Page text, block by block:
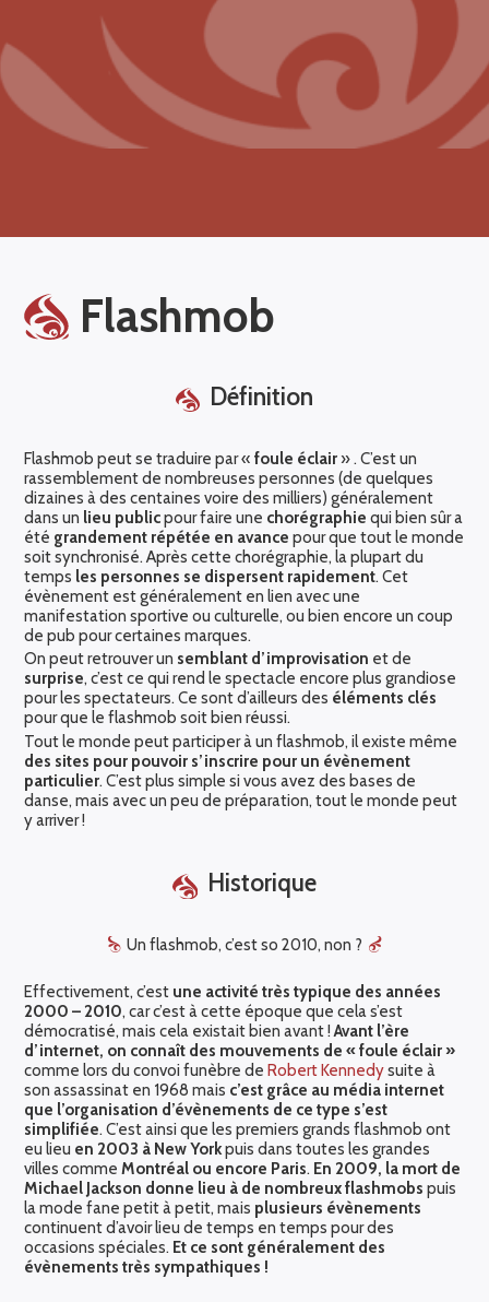
Flashmob
Définition
Flashmob peut se traduire par «foule éclair » . C’est un
rassemblement de nombreuses personnes (de quelques
dizaines à des centaines voire des milliers) généralement
dans un lieu publicpour faire une chorégraphie qui bien sûr a
été grandement répétée en avancepour que tout le monde
soit synchronisé. Après cette chorégraphie, la plupart du
temps les personnes se dispersent rapidement. Cet
évènement est généralement en lien avec une
manifestation sportive ou culturelle, ou bien encore un coup
de pub pour certaines marques.
On peut retrouver un semblant d’improvisation et de
surprise, c’est ce qui rend le spectacle encore plus grandiose
pour les spectateurs. Ce sont d’ailleurs des éléments clés
pour que le flashmob soit bien réussi.
Tout le monde peut participer à un flashmob, il existe même
des sites pour pouvoir s’inscrire pour un évènement
particulier. C’est plus simple si vous avez des bases de
danse, mais avec un peu de préparation, tout le monde peut
y arriver !
Historique
Un flashmob, c’est so 2010, non ?
Effectivement, c’est une activité très typique des années
2000 – 2010, car c’est à cette époque que cela s’est
démocratisé, mais cela existait bien avant !Avant l’ère
d’internet, on connaît des mouvements de « foule éclair »
comme lors du convoi funèbre deRobert Kennedysuite à
son assassinat en 1968 mais c’est grâce au média internet
que l’organisation d’évènements de ce type s’est
simplifiée. C’est ainsi que les premiers grands flashmob ont
eu lieu en 2003 à New Yorkpuis dans toutes les grandes
villes commeMontréal ou encore Paris. En 2009, la mort de
Michael Jackson donne lieu à de nombreux flashmobs puis
la mode fane petit à petit, mais plusieurs évènements
continuent d’avoir lieu de temps en temps pour des
occasions spéciales. Et ce sont généralement des
évènements très sympathiques !